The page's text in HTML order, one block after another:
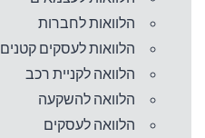
הלוואות לחברות
הלוואות לעסקים קטנים
הלוואה לקניית רכב
הלוואה להשקעה
הלוואה לעסקים